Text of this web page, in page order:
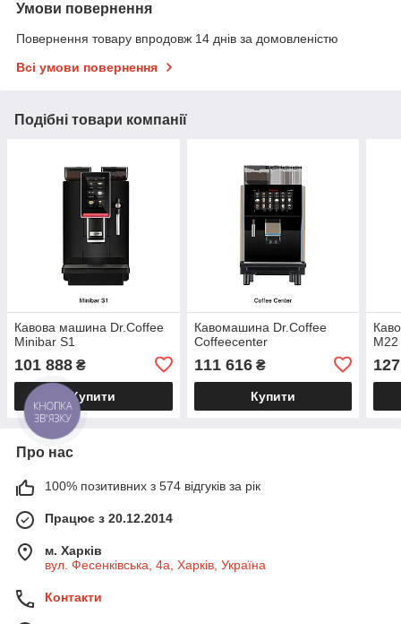
Умови повернення
Повернення товару впродовж 14 днів за домовленістю
Всі умови повернення
Подібні товари компанії
Кавова машина Dr.Coffee
Minibar S1
101 888 ₴
Купити
Кавомашина Dr.Coffee
Coffeecenter
111 616₴
Купити
Про нас
100% позитивних з 574 відгуків за рік
Працює з 20.12.2014
м. Харків
вул. Фесенківська, 4а, Харків, Україна
Контакти
КНОПКА
ЗВ'ЯЗКУ